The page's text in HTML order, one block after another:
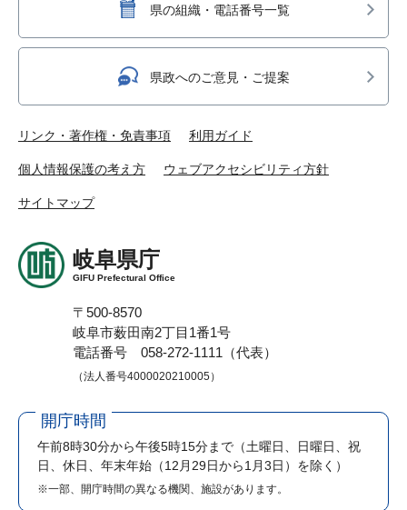
県の組織・電話番号一覧
県政へのご意見・ご提案
リンク・著作権・免責事項 利用ガイド
個人情報保護の考え方 ウェブアクセシビリティ方針
サイトマップ
岐阜県庁
GIFU Prefectural Office
〒500-8570
岐阜市薮田南2丁目1番1号
電話番号 058-272-1111（代表）
（法人番号4000020210005）
開庁時間
午前8時30分から午後5時15分まで （土曜日、日曜日、祝
日、休日、年末年始（12月29日から1月3日）を除く）
※一部、開庁時間の異なる機関、施設があります。